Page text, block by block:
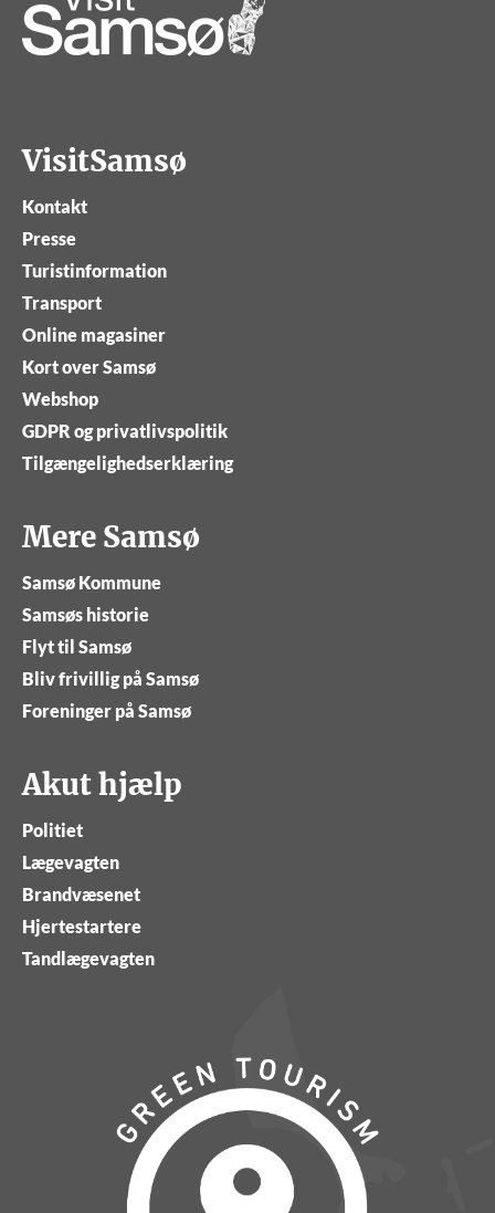
VisitSamsø
Kontakt
Presse
Turistinformation
Transport
Online magasiner
Kort over Samsø
Webshop
GDPR og privatlivspolitik
Tilgængelighedserklæring
Mere Samsø
Samsø Kommune
Samsøs historie
Flyt til Samsø
Bliv frivillig på Samsø
Foreninger på Samsø
Akut hjælp
Politiet
Lægevagten
Brandvæsenet
Hjertestartere
Tandlægevagten